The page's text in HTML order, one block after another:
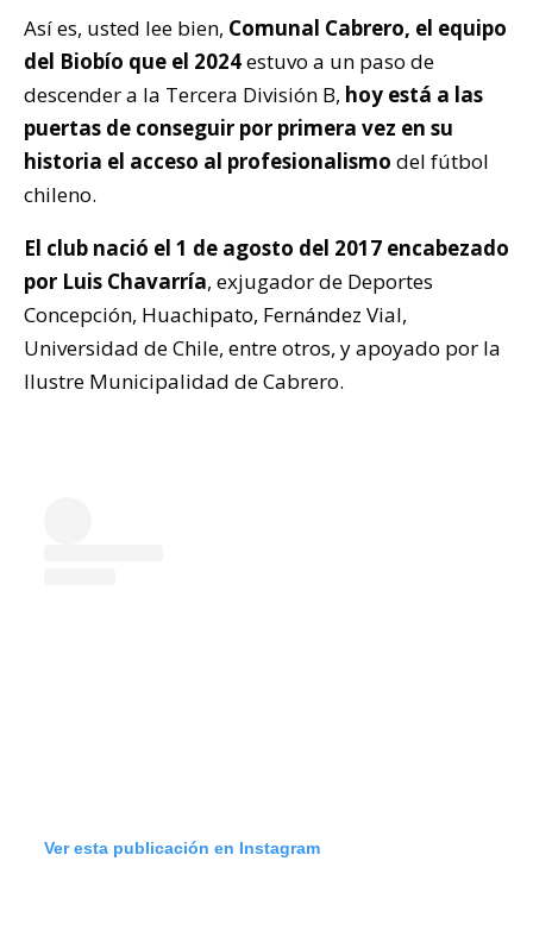
Así es, usted lee bien, Comunal Cabrero, el equipo
del Biobío que el 2024estuvo a un paso de
descender a la Tercera División B, hoy está a las
puertas de conseguir por primera vez en su
historia el acceso al profesionalismo del fútbol
chileno.
El club nació el 1 de agosto del 2017 encabezado
por Luis Chavarría, exjugador de Deportes
Concepción, Huachipato, Fernández Vial,
Universidad de Chile, entre otros, y apoyado por la
Ilustre Municipalidad de Cabrero.
Ver esta publicación en Instagram